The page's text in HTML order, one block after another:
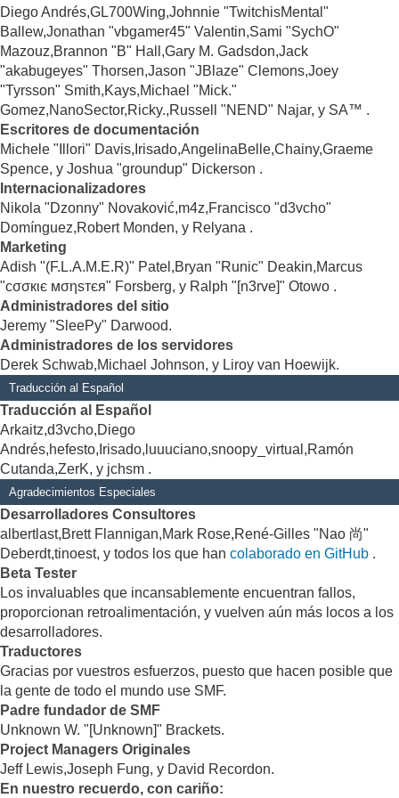
Diego Andrés,GL700Wing,Johnnie "TwitchisMental"
Ballew,Jonathan "vbgamer45" Valentin,Sami "SychO"
Mazouz,Brannon "B" Hall,Gary M. Gadsdon,Jack
"akabugeyes" Thorsen,Jason "JBlaze" Clemons,Joey
"Tyrsson" Smith,Kays,Michael "Mick."
Gomez,NanoSector,Ricky.,Russell "NEND" Najar, y SA™ .
Escritores de documentación
Michele "Illori" Davis,Irisado,AngelinaBelle,Chainy,Graeme
Spence, y Joshua "groundup" Dickerson .
Internacionalizadores
Nikola "Dzonny" Novaković,m4z,Francisco "d3vcho"
Domínguez,Robert Monden, y Relyana .
Marketing
Adish "(F.L.A.M.E.R)" Patel,Bryan "Runic" Deakin,Marcus
"cσσкιє мσηѕтєя" Forsberg, y Ralph "[n3rve]" Otowo .
Administradores del sitio
Jeremy "SleePy" Darwood.
Administradores de los servidores
Derek Schwab,Michael Johnson, y Liroy van Hoewijk.
Traducción al Español
Traducción al Español
Arkaitz,d3vcho,Diego
Andrés,hefesto,Irisado,luuuciano,snoopy_virtual,Ramón
Cutanda,ZerK, y jchsm .
Agradecimientos Especiales
Desarrolladores Consultores
albertlast,Brett Flannigan,Mark Rose,René-Gilles "Nao 尚"
Deberdt,tinoest, y todos los que han colaborado en GitHub .
Beta Tester
Los invaluables que incansablemente encuentran fallos,
proporcionan retroalimentación, y vuelven aún más locos a los
desarrolladores.
Traductores
Gracias por vuestros esfuerzos, puesto que hacen posible que
la gente de todo el mundo use SMF.
Padre fundador de SMF
Unknown W. "[Unknown]" Brackets.
Project Managers Originales
Jeff Lewis,Joseph Fung, y David Recordon.
En nuestro recuerdo, con cariño: